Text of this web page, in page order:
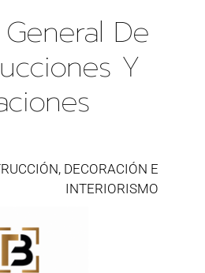
De
Y
DECORACIÓN E
INTERIORISMO